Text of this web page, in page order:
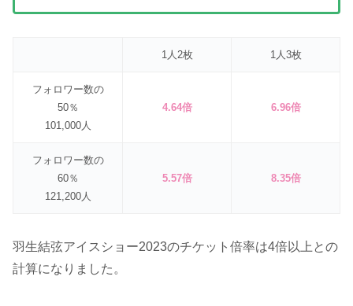
1人2枚 1人3枚
フォロワー数の
50％
101,000人
4.64倍 6.96倍
フォロワー数の
60％
121,200人
5.57倍 8.35倍
羽生結弦アイスショー2023のチケット倍率は4倍以上との
計算になりました。